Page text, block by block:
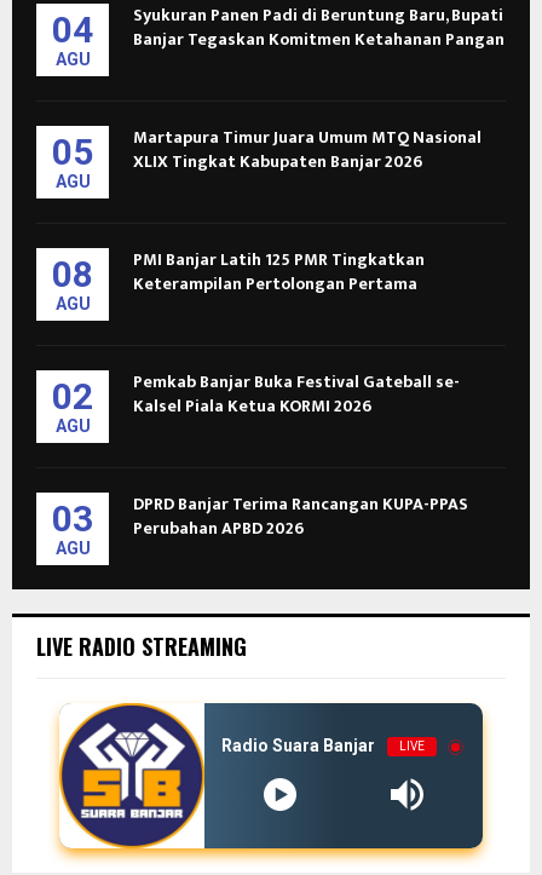
04
AGU
Syukuran Panen Padi di Beruntung Baru, Bupati
Banjar Tegaskan Komitmen Ketahanan Pangan
05
AGU
Martapura Timur Juara Umum MTQ Nasional
XLIX Tingkat Kabupaten Banjar 2026
08
AGU
PMI Banjar Latih 125 PMR Tingkatkan
Keterampilan Pertolongan Pertama
02
AGU
Pemkab Banjar Buka Festival Gateball se-
Kalsel Piala Ketua KORMI 2026
03
AGU
DPRD Banjar Terima Rancangan KUPA-PPAS
Perubahan APBD 2026
LIVE RADIO STREAMING
Radio Suara Banjar LIVE